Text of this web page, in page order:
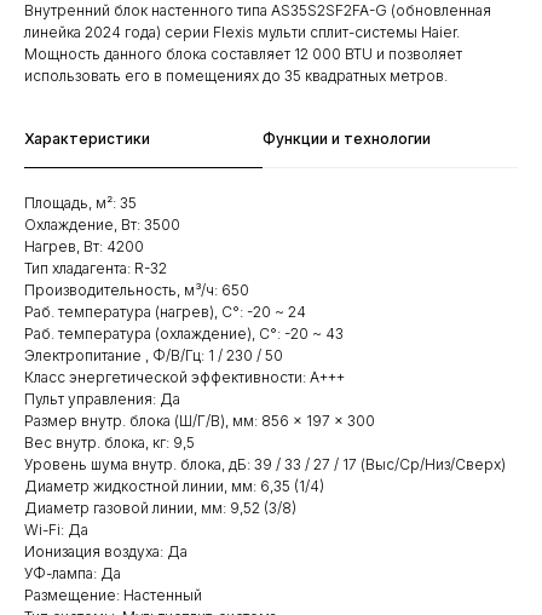
Внутренний блок настенного типа AS35S2SF2FA-G (обновленная
линейка 2024 года) серии Flexis мульти сплит-системы Haier.
Мощность данного блока составляет 12 000 BTU и позволяет
использовать его в помещениях до 35 квадратных метров.
Характеристики Функции и технологии
Площадь, м²: 35
Охлаждение, Вт: 3500
Нагрев, Вт: 4200
Тип хладагента: R-32
Производительность, м³/ч: 650
Раб. температура (нагрев), С°: -20 ~ 24
Раб. температура (охлаждение), С°: -20 ~ 43
Электропитание , Ф/В/Гц: 1 / 230 / 50
Класс энергетической эффективности: A+++
Пульт управления: Да
Размер внутр. блока (Ш/Г/В), мм: 856 × 197 × 300
Вес внутр. блока, кг: 9,5
Уровень шума внутр. блока, дБ: 39 / 33 / 27 / 17 (Выс/Ср/Низ/Сверх)
Диаметр жидкостной линии, мм: 6,35 (1/4)
Диаметр газовой линии, мм: 9,52 (3/8)
Wi-Fi: Да
Ионизация воздуха: Да
УФ-лампа: Да
Размещение: Настенный